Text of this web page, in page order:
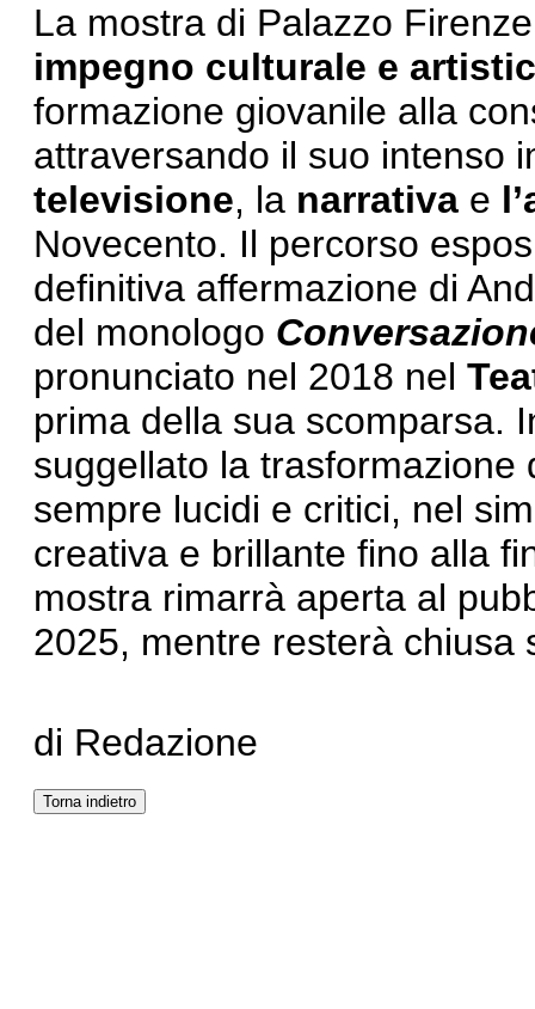
La mostra di Palazzo
impegno culturale e
formazione giovanile alla
attraversando il suo intenso
televisione, la narrativa e
Novecento. Il percorso
definitiva affermazione di
del monologo
pronunciato nel 2018 nel
prima della sua scomparsa.
suggellato la
sempre lucidi e critici, nel
creativa e brillante fino alla
mostra rimarrà aperta al
2025, mentre resterà chiusa
di Redazione